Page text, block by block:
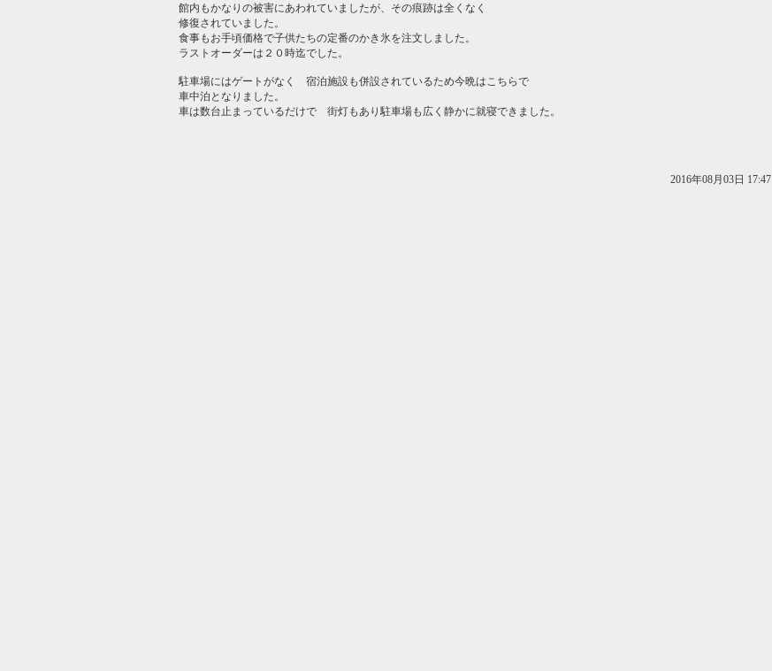
館内もかなりの被害にあわれていましたが、その痕跡は全くなく
修復されていました。
食事もお手頃価格で子供たちの定番のかき氷を注文しました。
ラストオーダーは２０時迄でした。
駐車場にはゲートがなく 宿泊施設も併設されているため今晩はこちらで
車中泊となりました。
車は数台止まっているだけで 街灯もあり駐車場も広く静かに就寝できました。
2016年08月03日 17:47